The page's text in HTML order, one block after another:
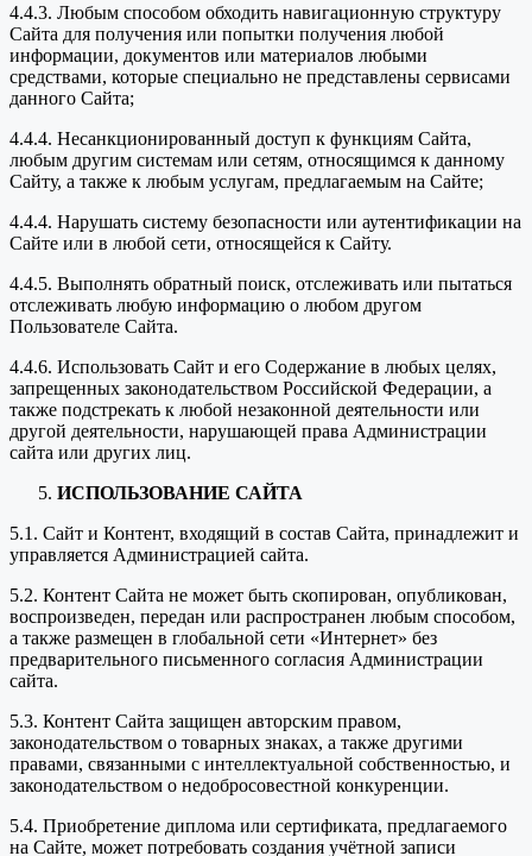
4.4.3. Любым способом обходить навигационную структуру
Сайта для получения или попытки получения любой
информации, документов или материалов любыми
средствами, которые специально не представлены сервисами
данного Сайта;
4.4.4. Несанкционированный доступ к функциям Сайта,
любым другим системам или сетям, относящимся к данному
Сайту, а также к любым услугам, предлагаемым на Сайте;
4.4.4. Нарушать систему безопасности или аутентификации на
Сайте или в любой сети, относящейся к Сайту.
4.4.5. Выполнять обратный поиск, отслеживать или пытаться
отслеживать любую информацию о любом другом
Пользователе Сайта.
4.4.6. Использовать Сайт и его Содержание в любых целях,
запрещенных законодательством Российской Федерации, а
также подстрекать к любой незаконной деятельности или
другой деятельности, нарушающей права Администрации
сайта или других лиц.
ИСПОЛЬЗОВАНИЕ САЙТА
5.1. Сайт и Контент, входящий в состав Сайта, принадлежит и
управляется Администрацией сайта.
5.2. Контент Сайта не может быть скопирован, опубликован,
воспроизведен, передан или распространен любым способом,
а также размещен в глобальной сети «Интернет» без
предварительного письменного согласия Администрации
сайта.
5.3. Контент Сайта защищен авторским правом,
законодательством о товарных знаках, а также другими
правами, связанными с интеллектуальной собственностью, и
законодательством о недобросовестной конкуренции.
5.4. Приобретение диплома или сертификата, предлагаемого
на Сайте, может потребовать создания учётной записи